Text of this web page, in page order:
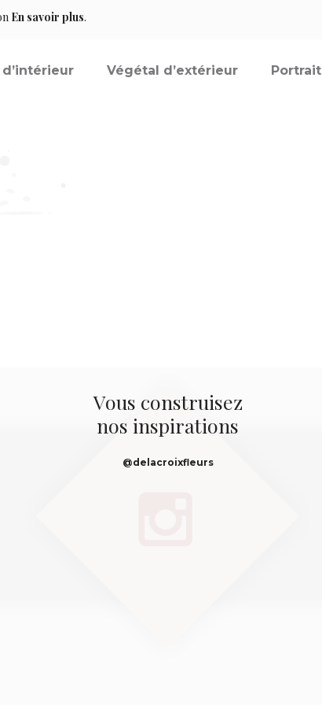
En savoir plus.
Végétal d’extérieur Portrait
Vous construisez
nos inspirations
@delacroixfleurs